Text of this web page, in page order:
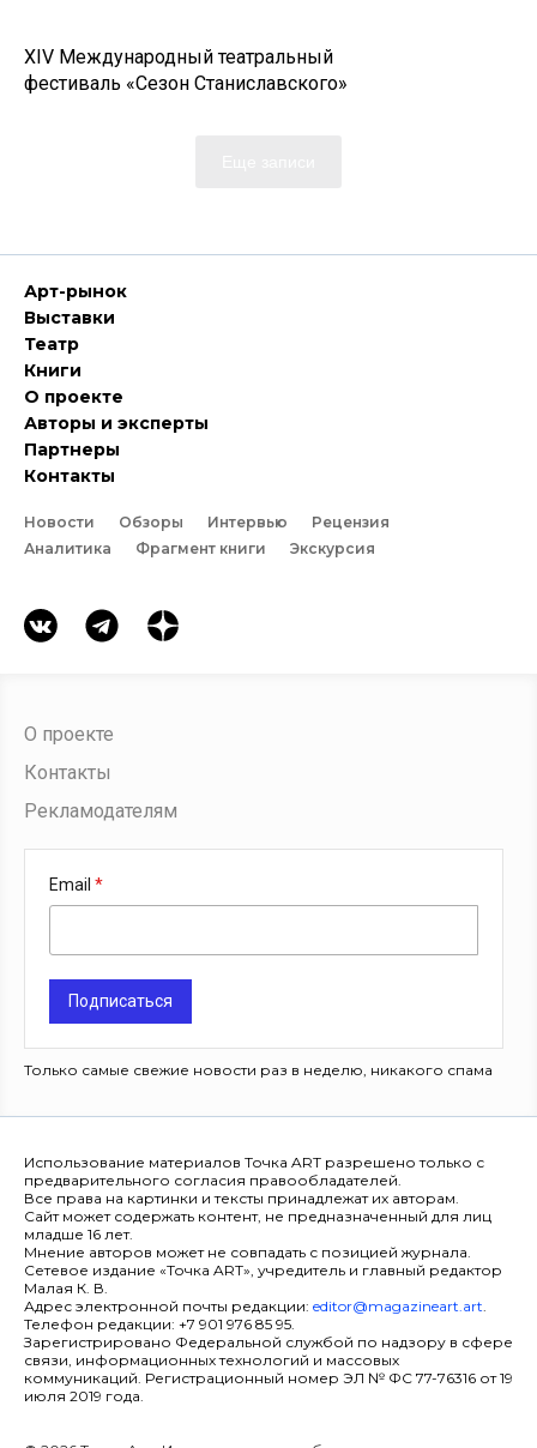
XIV Международный театральный
фестиваль «Сезон Станиславского»
Арт-рынок
Выставки
Театр
Книги
О проекте
Авторы и эксперты
Партнеры
Контакты
Новости Обзоры Интервью
Рецензия
Аналитика
Фрагмент книги Экскурсия
О проекте
Контакты
Рекламодателям
Email
Подписаться
Только самые свежие новости раз в неделю, никакого спама
Использование материалов Точка ART разрешено только с
предварительного согласия правообладателей.
Все права на картинки и тексты принадлежат их авторам.
Сайт может содержать контент, не предназначенный для лиц
младше 16 лет.
Мнение авторов может не совпадать с позицией журнала.
Сетевое издание «Точка ART», учредитель и главный редактор
Малая К. В.
Адрес электронной почты редакции: editor@magazineart.art.
Телефон редакции: +7 901 976 85 95.
Зарегистрировано Федеральной службой по надзору в сфере
связи, информационных технологий и массовых
коммуникаций. Регистрационный номер ЭЛ № ФС 77-76316 от 19
июля 2019 года.